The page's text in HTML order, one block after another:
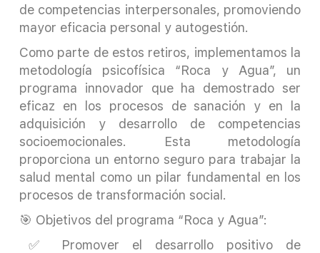
de competencias interpersonales, promoviendo
mayor eficacia personal y autogestión.
Como parte de estos retiros, implementamos la
metodología psicofísica “Roca y Agua”, un
programa innovador que ha demostrado ser
eficaz en los procesos de sanación y en la
adquisición y desarrollo de competencias
socioemocionales. Esta metodología
proporciona un entorno seguro para trabajar la
salud mental como un pilar fundamental en los
procesos de transformación social.
🎯 Objetivos del programa “Roca y Agua”:
✅ Promover el desarrollo positivo de